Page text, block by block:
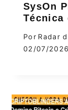
SysOn
Técnica
Por Radar
02/07/2026